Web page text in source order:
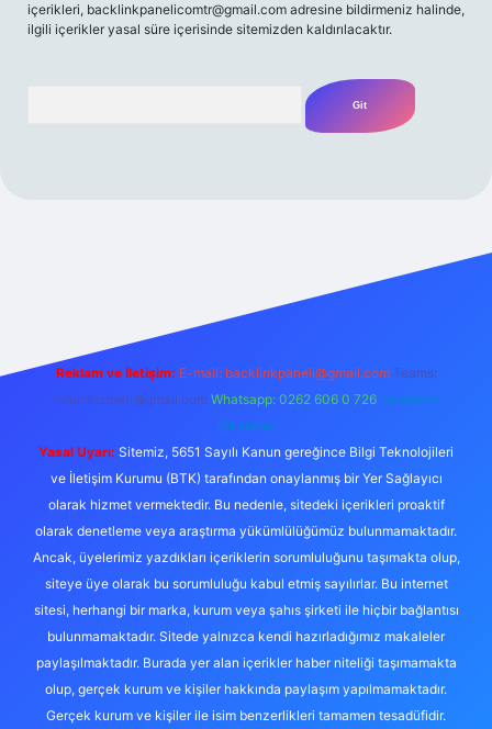
içerikleri, backlinkpanelicomtr@gmail.com adresine bildirmeniz halinde,
ilgili içerikler yasal süre içerisinde sitemizden kaldırılacaktır.
Reklam ve İletişim: E-mail: backlinkpaneli@gmail.com Teams:
forumhizmeti@gmail.com Whatsapp: 0262 606 0 726 Telegram:
@karabul
Yasal Uyarı: Sitemiz, 5651 Sayılı Kanun gereğince Bilgi Teknolojileri
ve İletişim Kurumu (BTK) tarafından onaylanmış bir Yer Sağlayıcı
olarak hizmet vermektedir. Bu nedenle, sitedeki içerikleri proaktif
olarak denetleme veya araştırma yükümlülüğümüz bulunmamaktadır.
Ancak, üyelerimiz yazdıkları içeriklerin sorumluluğunu taşımakta olup,
siteye üye olarak bu sorumluluğu kabul etmiş sayılırlar. Bu internet
sitesi, herhangi bir marka, kurum veya şahıs şirketi ile hiçbir bağlantısı
bulunmamaktadır. Sitede yalnızca kendi hazırladığımız makaleler
paylaşılmaktadır. Burada yer alan içerikler haber niteliği taşımamakta
olup, gerçek kurum ve kişiler hakkında paylaşım yapılmamaktadır.
Gerçek kurum ve kişiler ile isim benzerlikleri tamamen tesadüfidir.